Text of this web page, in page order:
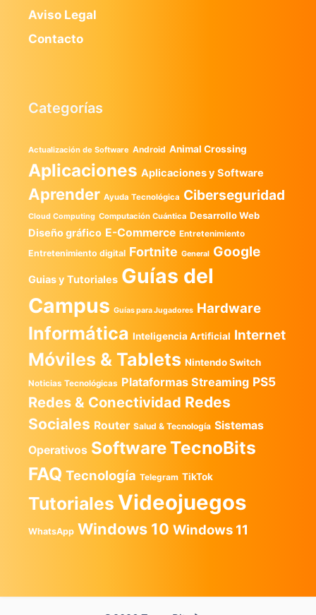
Aviso Legal
Contacto
Categorías
Actualización de Software Android Animal Crossing
Aplicaciones Aplicaciones y Software
Aprender Ayuda Tecnológica Ciberseguridad
Cloud Computing Computación Cuántica Desarrollo Web
Diseño gráfico E-Commerce Entretenimiento
Entretenimiento digital Fortnite General Google
Guias y Tutoriales Guías del
Campus Guías para Jugadores Hardware
Informática Inteligencia Artificial Internet
Móviles & Tablets Nintendo Switch
Noticias Tecnológicas Plataformas Streaming PS5
Redes & Conectividad Redes
Sociales Router Salud & Tecnología Sistemas
Operativos SoftwareTecnoBits
FAQ Tecnología Telegram TikTok
Tutoriales Videojuegos
WhatsApp Windows 10 Windows 11